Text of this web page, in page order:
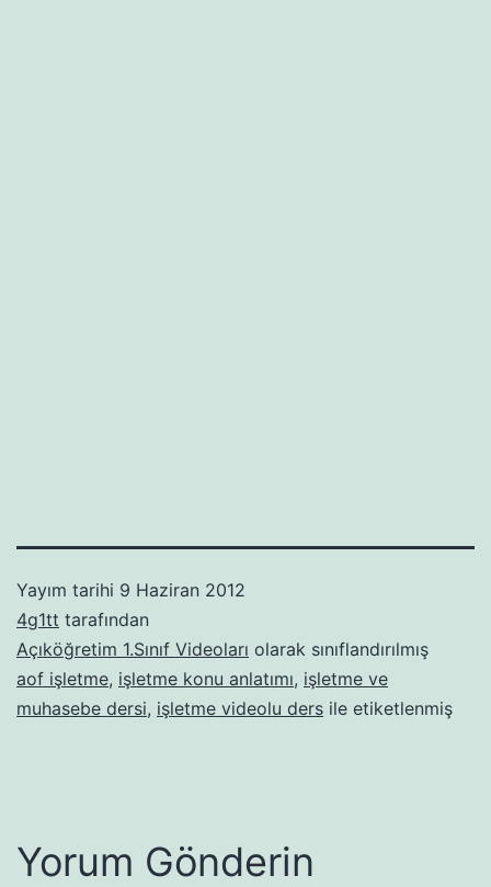
Yayım tarihi 9 Haziran 2012
4g1tt tarafından
Açıköğretim 1.Sınıf Videoları olarak sınıflandırılmış
aof işletme, işletme konu anlatımı, işletme ve
muhasebe dersi, işletme videolu ders ile etiketlenmiş
Yorum Gönderin